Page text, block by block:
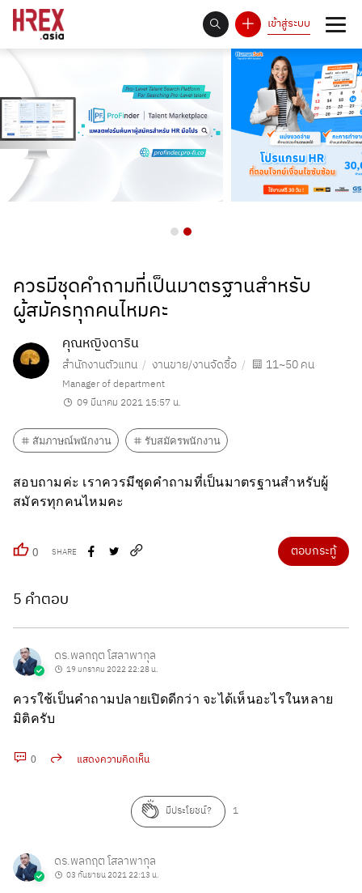
เข้าสู่ระบบ
93
ควรมีชุดคำถามที่เป็นมาตรฐานสำหรับ
ผู้สมัครทุกคนไหมคะ
คุณหญิงดาริน
สำนักงานตัวแทน งานขาย/งานจัดซื้อ 11~50 คน
Manager of department
09 มีนาคม 2021 15:57 น.
สัมภาษณ์พนักงาน รับสมัครพนักงาน
สอบถามค่ะ เราควรมีชุดคำถามที่เป็นมาตรฐานสำหรับผู้
สมัครทุกคนไหมคะ
0 SHARE ตอบกระทู้
5 คำตอบ
ดร.พลกฤต โสลาพากุล
19 มกราคม 2022 22:28 น.
ควรใช้เป็นคำถามปลายเปิดดีกว่า จะได้เห็นอะไรในหลาย
มิติครับ
0 แสดงความคิดเห็น
มีประโยชน์? 1
ดร.พลกฤต โสลาพากุล
03 กันยายน 2021 22:13 น.